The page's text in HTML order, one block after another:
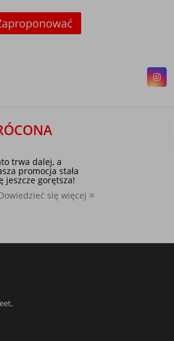
trwa dalej, a
promocja stała
jeszcze gorętsza!
się więcej